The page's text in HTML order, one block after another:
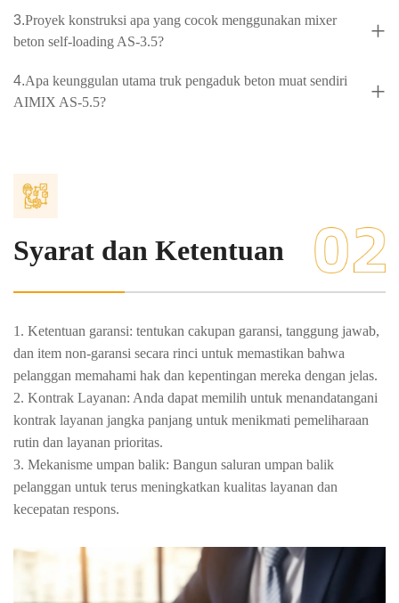
3.Proyek konstruksi apa yang cocok menggunakan mixer
beton self-loading AS-3.5?
+
4.Apa keunggulan utama truk pengaduk beton muat sendiri
AIMIX AS-5.5?
+
6.Apa saja fitur utama truk pengaduk beton muat sendiri
Syarat dan Ketentuan
1. Ketentuan garansi: tentukan cakupan garansi, tanggung jawab,
dan item non-garansi secara rinci untuk memastikan bahwa
pelanggan memahami hak dan kepentingan mereka dengan jelas.
2. Kontrak Layanan: Anda dapat memilih untuk menandatangani
kontrak layanan jangka panjang untuk menikmati pemeliharaan
rutin dan layanan prioritas.
3. Mekanisme umpan balik: Bangun saluran umpan balik
pelanggan untuk terus meningkatkan kualitas layanan dan
kecepatan respons.